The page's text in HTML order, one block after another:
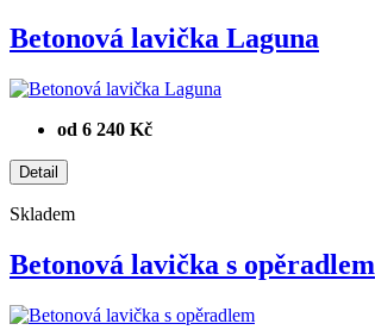
Betonová lavička Laguna
od 6 240 Kč
Skladem
Betonová lavička s opěradlem